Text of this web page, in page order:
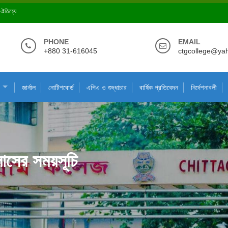
ঐতিহ্যে
PHONE
+880 31-616045
EMAIL
জার্নাল নোটিশবোর্ড এপিএ ও শুদ্ধাচার বার্ষিক প্রতিবেদন নির্দেশনাবলী
সময়সূচি